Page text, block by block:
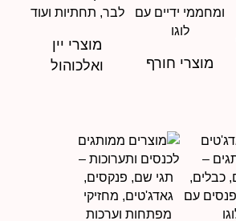
מוצרי חורף
מוצרי יין
ואלכוהול